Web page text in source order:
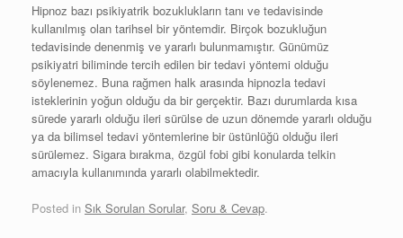
Hipnoz bazı psikiyatrik bozuklukların tanı ve tedavisinde
kullanılmış olan tarihsel bir yöntemdir. Birçok bozukluğun
tedavisinde denenmiş ve yararlı bulunmamıştır. Günümüz
psikiyatri biliminde tercih edilen bir tedavi yöntemi olduğu
söylenemez. Buna rağmen halk arasında hipnozla tedavi
isteklerinin yoğun olduğu da bir gerçektir. Bazı durumlarda kısa
sürede yararlı olduğu ileri sürülse de uzun dönemde yararlı olduğu
ya da bilimsel tedavi yöntemlerine bir üstünlüğü olduğu ileri
sürülemez. Sigara bırakma, özgül fobi gibi konularda telkin
amacıyla kullanımında yararlı olabilmektedir.
Posted in Sık Sorulan Sorular, Soru & Cevap.